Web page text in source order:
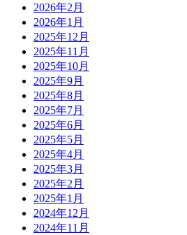
2026年2月
2026年1月
2025年12月
2025年11月
2025年10月
2025年9月
2025年8月
2025年7月
2025年6月
2025年5月
2025年4月
2025年3月
2025年2月
2025年1月
2024年12月
2024年11月